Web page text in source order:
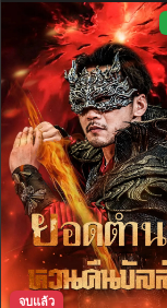
จบแล้ว